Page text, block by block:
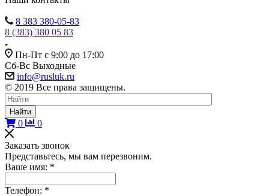
8 383 380-05-83
8 (383) 380 05 83
Пн-Пт с 9:00 до 17:00
Сб-Вс Выходные
info@rusluk.ru
© 2019 Все права защищены.
Найти
0 0
Заказать звонок
Представьтесь, мы вам перезвоним.
Ваше имя: *
Телефон: *